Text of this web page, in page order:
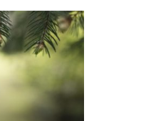
yap
...